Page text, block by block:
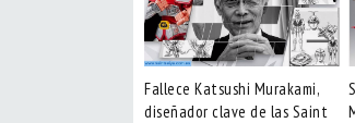
Fallece Katsushi Murakami,
diseñador clave de las Saint